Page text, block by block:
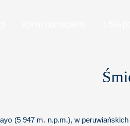
(5 947 m. n.p.m.), w